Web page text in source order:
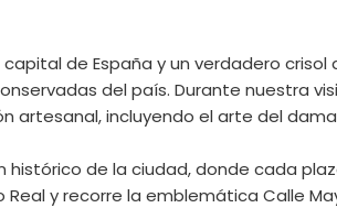
de España y un verdadero crisol
del país. Durante nuestra
incluyendo el arte del
histórico de la ciudad, donde cada
y recorre la emblemática Calle